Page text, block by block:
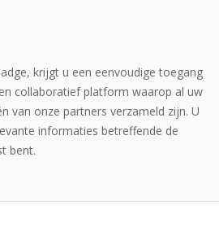
krijgt u een eenvoudige toegang
collaboratief platform waarop al uw
van onze partners verzameld zijn. U
informaties betreffende de
bent.